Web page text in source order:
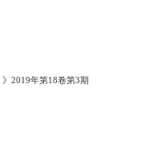
2019年第18卷第3期